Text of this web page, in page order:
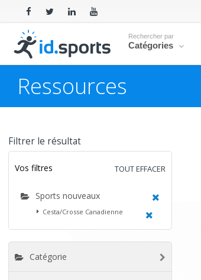
Rechercher par
Catégories
Ressources
Filtrer le résultat
TOUT EFFACER
Vos filtres
Sports nouveaux
Cesta/Crosse Canadienne
Catégorie